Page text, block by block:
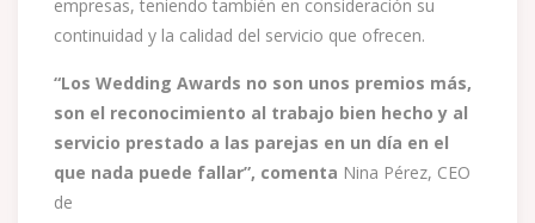
empresas, teniendo también en consideración su
continuidad y la calidad del servicio que ofrecen.
“Los Wedding Awards no son unos premios más,
son el reconocimiento al trabajo bien hecho y al
servicio prestado a las parejas en un día en el
que nada puede fallar”, comenta Nina Pérez, CEO
de